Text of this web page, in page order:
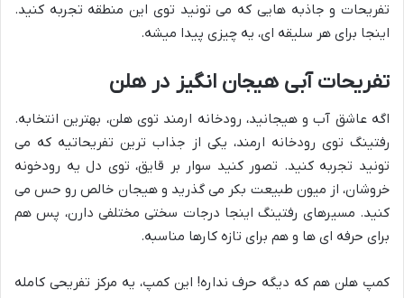
تفریحات و جاذبه هایی که می تونید توی این منطقه تجربه کنید.
اینجا برای هر سلیقه ای، یه چیزی پیدا میشه.
تفریحات آبی هیجان انگیز در هلن
اگه عاشق آب و هیجانید، رودخانه ارمند توی هلن، بهترین انتخابه.
رفتینگ توی رودخانه ارمند، یکی از جذاب ترین تفریحاتیه که می
تونید تجربه کنید. تصور کنید سوار بر قایق، توی دل یه رودخونه
خروشان، از میون طبیعت بکر می گذرید و هیجان خالص رو حس می
کنید. مسیرهای رفتینگ اینجا درجات سختی مختلفی دارن، پس هم
برای حرفه ای ها و هم برای تازه کارها مناسبه.
کمپ هلن هم که دیگه حرف نداره! این کمپ، یه مرکز تفریحی کامله